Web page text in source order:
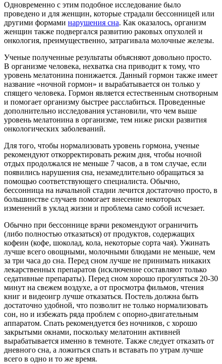
Одновременно с этим подобное исследование было
проведено и для женщин, которые страдали бессонницей или
другими формами нарушения сна. Как оказалось, организм
женщин также подвергался развитию раковых опухолей и
онкология, преимущественно, затрагивала молочные железы.
Ученые полученные результаты объясняют довольно просто.
В организме человека, нехватка сна приводит к тому, что
уровень мелатонина понижается. Данный гормон также имеет
название «ночной гормон» и вырабатывается он только у
спящего человека. Гормон является естественным снотворным
и помогает организму быстрее расслабиться. Проведенные
дополнительно исследования установили, что чем выше
уровень мелатонина в организме, тем ниже риски развития
онкологических заболеваний.
Для того, чтобы нормализовать уровень гормона, ученые
рекомендуют откорректировать режим дня, чтобы ночной
отдых продолжался не меньше 7 часов, а в том случае, если
появились нарушения сна, незамедлительно обращаться за
помощью соответствующего специалиста. Обычно,
бессонница на начальной стадии лечится достаточно просто, в
большинстве случаев помогает внесение некоторых
изменений в уклад жизни и проблема само собой исчезает.
Обычно при бессоннице врачи рекомендуют ограничить
(либо полностью отказаться) от продуктов, содержащих
кофеин (кофе, шоколад, кола, некоторые сорта чая). Ужинать
лучше всего овощными, молочными блюдами не меньше, чем
за три часа до сна. Перед сном лучше не принимать никаких
лекарственных препаратов (исключение составляют только
седативные препараты). Перед сном хорошо прогуляться 20-30
минут на свежем воздухе, а от просмотра фильмов, чтения
книг и видеоигр лучше отказаться. Постель должна быть
достаточно удобной, что позволит не только нормализовать
сон, но и избежать ряда проблем с опорно-двигательным
аппаратом. Спать рекомендуется без ночников, с хорошо
закрытыми окнами, поскольку мелатонин активней
вырабатывается именно в темноте. Также следует отказать от
дневного сна, а ложиться спать и вставать по утрам лучше
всего в одно и то же время.